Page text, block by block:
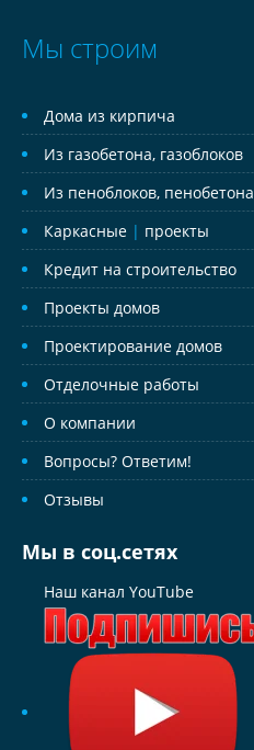
Мы строим
Дома из кирпича
Из газобетона, газоблоков
Из пеноблоков, пенобетона
Каркасные | проекты
Кредит на строительство
Проекты домов
Проектирование домов
Отделочные работы
О компании
Вопросы? Ответим!
Отзывы
Мы в соц.сетях
Наш канал YouTube